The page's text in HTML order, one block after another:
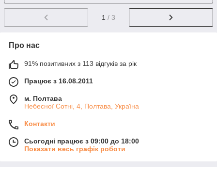
1 / 3
Про нас
91% позитивних з 113 відгуків за рік
Працює з 16.08.2011
м. Полтава
Небесної Сотні, 4, Полтава, Україна
Контакти
Сьогодні працює з 09:00 до 18:00
Показати весь графік роботи